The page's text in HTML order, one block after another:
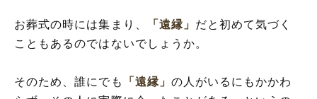
お葬式の時には集まり、 「遠縁」 だと初めて気づく
こともあるのではないでしょうか。
そのため、誰にでも 「遠縁」 の人がいるにもかかわ